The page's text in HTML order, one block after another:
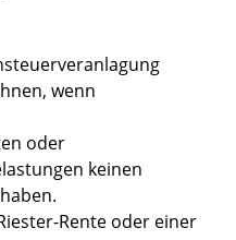
wenn
oder
keinen
Rente oder einer